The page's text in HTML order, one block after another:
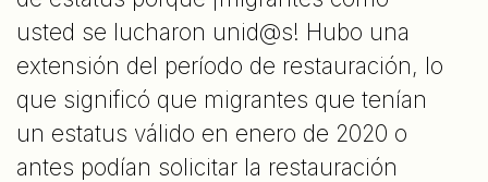
usted se lucharon unid@s! Hubo una
extensión del período de restauración, lo
que significó que migrantes que tenían
un estatus válido en enero de 2020 o
antes podían solicitar la restauración